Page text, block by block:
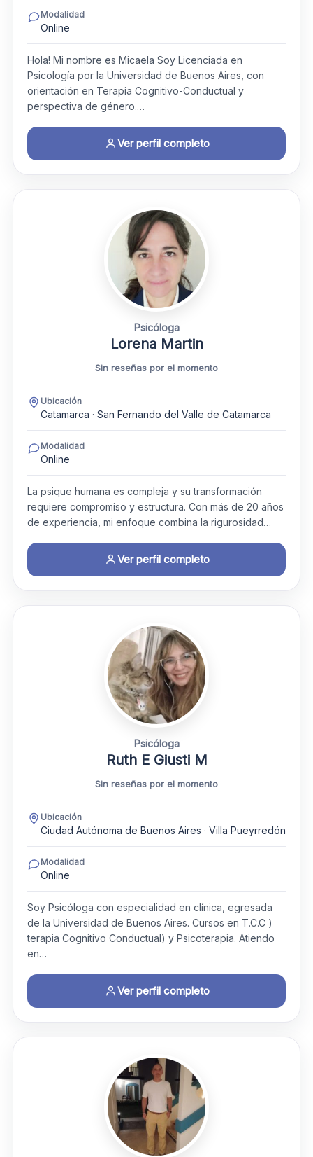
Modalidad
Online
Hola! Mi nombre es Micaela Soy Licenciada en
Psicología por la Universidad de Buenos Aires, con
orientación en Terapia Cognitivo-Conductual y
perspectiva de género.…
Ver perfil completo
Psicóloga
Lorena Martin
Sin reseñas por el momento
Ubicación
Catamarca · San Fernando del Valle de Catamarca
Modalidad
Online
La psique humana es compleja y su transformación
requiere compromiso y estructura. Con más de 20 años
de experiencia, mi enfoque combina la rigurosidad…
Ver perfil completo
Psicóloga
Ruth E Giusti M
Sin reseñas por el momento
Ubicación
Ciudad Autónoma de Buenos Aires · Villa Pueyrredón
Modalidad
Online
Soy Psicóloga con especialidad en clínica, egresada
de la Universidad de Buenos Aires. Cursos en T.C.C )
terapia Cognitivo Conductual) y Psicoterapia. Atiendo
en…
Ver perfil completo